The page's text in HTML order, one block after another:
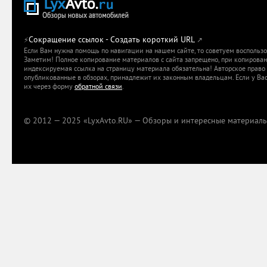
⚡Сокращение ссылок - Создать короткий URL ↗
Если Вам нужна помощь по навигации на нашем сайте, то советуем
Заметим! Полное копирование материалов с сайта запрещено, при
индексируемая ссылка на страницу материала обязательна! Авторское
опубликованные в обзорах, принадлежит их законным владельцам. Если у
их через форму обратной связи.
© 2012 — 2025 «LyxAvto.RU» — Обзоры и интересные